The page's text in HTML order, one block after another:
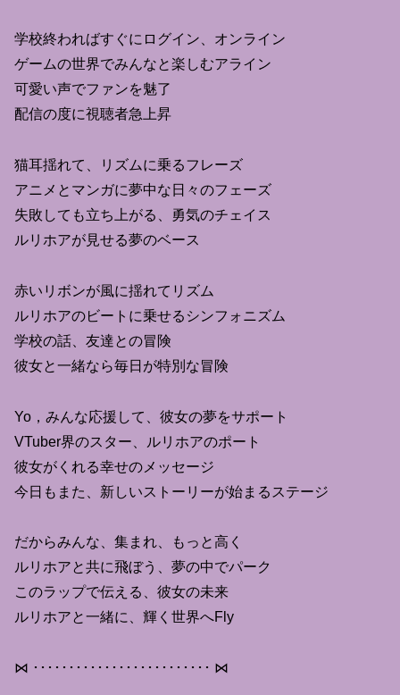
学校終わればすぐにログイン、オンライン
ゲームの世界でみんなと楽しむアライン
可愛い声でファンを魅了
配信の度に視聴者急上昇
猫耳揺れて、リズムに乗るフレーズ
アニメとマンガに夢中な日々のフェーズ
失敗しても立ち上がる、勇気のチェイス
ルリホアが見せる夢のベース
赤いリボンが風に揺れてリズム
ルリホアのビートに乗せるシンフォニズム
学校の話、友達との冒険
彼女と一緒なら毎日が特別な冒険
Yo，みんな応援して、彼女の夢をサポート
VTuber界のスター、ルリホアのポート
彼女がくれる幸せのメッセージ
今日もまた、新しいストーリーが始まるステージ
だからみんな、集まれ、もっと高く
ルリホアと共に飛ぼう、夢の中でパーク
このラップで伝える、彼女の未来
ルリホアと一緒に、輝く世界へFly
⋈ ･････････････････････････ ⋈